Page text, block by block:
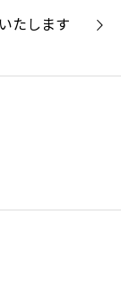
たします